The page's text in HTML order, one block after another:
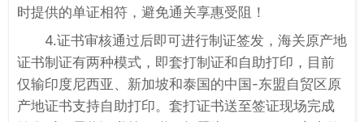
时提供的单证相符，避免通关享惠受阻！
4.证书审核通过后即可进行制证签发，海关原产地
证书制证有两种模式，即套打制证和自助打印，目前
仅输印度尼西亚、新加坡和泰国的中国-东盟自贸区原
产地证书支持自助打印。套打证书送至签证现场完成